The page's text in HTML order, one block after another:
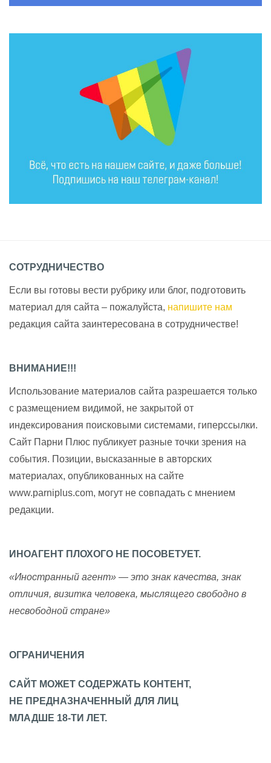
СОТРУДНИЧЕСТВО
Если вы готовы вести рубрику или блог, подготовить
материал для сайта – пожалуйста, напишите нам
редакция сайта заинтересована в сотрудничестве!
ВНИМАНИЕ!!!
Использование материалов сайта разрешается только
с размещением видимой, не закрытой от
индексирования поисковыми системами, гиперссылки.
Сайт Парни Плюс публикует разные точки зрения на
события. Позиции, высказанные в авторских
материалах, опубликованных на сайте
www.parniplus.com, могут не совпадать с мнением
редакции.
ИНОАГЕНТ ПЛОХОГО НЕ ПОСОВЕТУЕТ.
«Иностранный агент» — это знак качества, знак
отличия, визитка человека, мыслящего свободно в
несвободной стране»
ОГРАНИЧЕНИЯ
САЙТ МОЖЕТ СОДЕРЖАТЬ КОНТЕНТ,
НЕ ПРЕДНАЗНАЧЕННЫЙ ДЛЯ ЛИЦ
МЛАДШЕ 18-ТИ ЛЕТ.